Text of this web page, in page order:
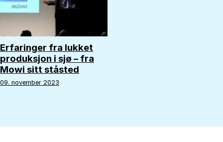
Erfaringer fra lukket
produksjon i sjø – fra
Mowi sitt ståsted
09. november 2023